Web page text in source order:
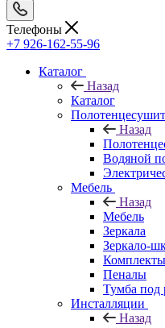
Телефоны
+7 926-162-55-96
Каталог
Назад
Каталог
Назад
Водяной
Мебель
Назад
Мебель
Зеркала
Зеркало-
Пеналы
Тумба под
Инсталляции
Назад